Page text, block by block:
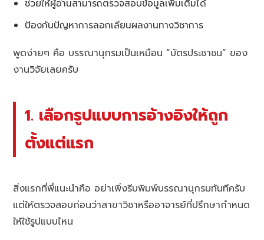
ช่วยให้ผู้อ่านสามารถตรวจสอบข้อมูลเพิ่มเติมได้
ป้องกันปัญหาการลอกเลียนผลงานทางวิชาการ
พูดง่ายๆ คือ บรรณานุกรมเป็นเหมือน “บัตรประชาชน” ของ
งานวิจัยเลยครับ
1. เลือกรูปแบบการอ้างอิงให้ถูก
ตั้งแต่แรก
สิ่งแรกที่พี่แนะนำคือ อย่าเพิ่งรีบพิมพ์บรรณานุกรมทันทีครับ
แต่ให้ตรวจสอบก่อนว่าสาขาวิชาหรืออาจารย์ที่ปรึกษากำหนด
ให้ใช้รูปแบบไหน